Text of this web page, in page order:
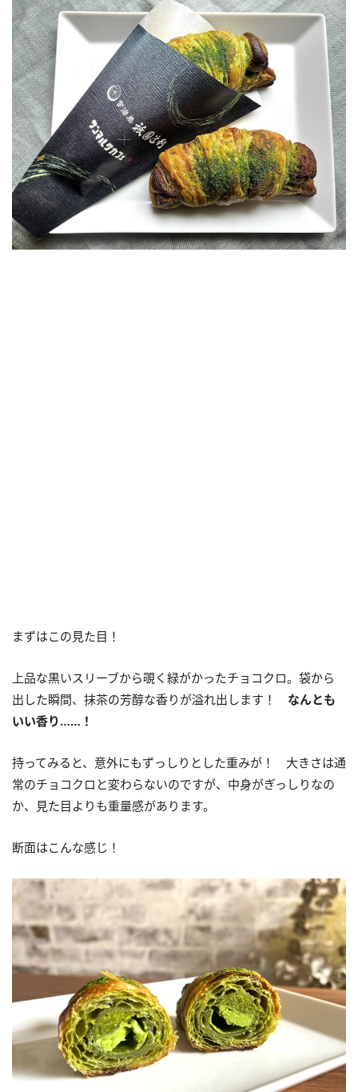
まずはこの見た目！
上品な黒いスリーブから覗く緑がかったチョコクロ。袋から
出した瞬間、抹茶の芳醇な香りが溢れ出します！ なんとも
いい香り……！
持ってみると、意外にもずっしりとした重みが！ 大きさは通
常のチョコクロと変わらないのですが、中身がぎっしりなの
か、見た目よりも重量感があります。
断面はこんな感じ！